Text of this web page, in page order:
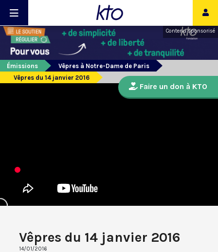
Contenu sponsorisé
Émissions
Vêpres à Notre-Dame de Paris
Vêpres du 14 janvier 2016
Vêpres du 14 janvier 2016
14/01/2016
Faire un don à KTO